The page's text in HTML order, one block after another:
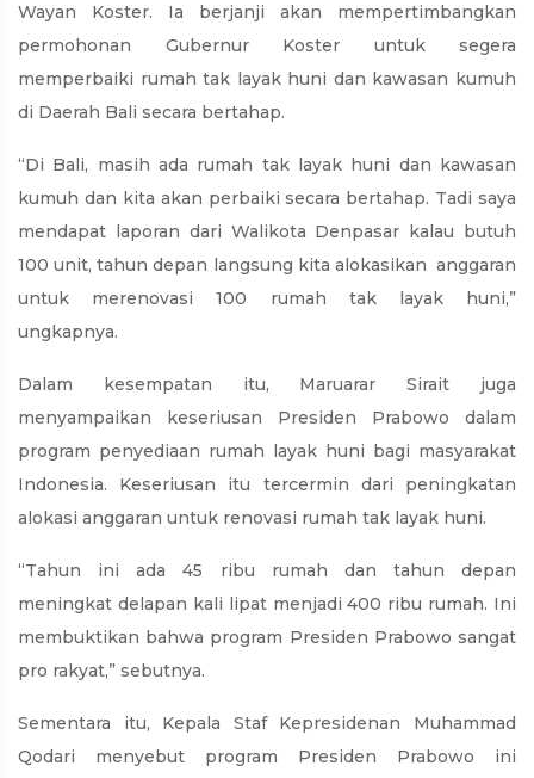
Wayan Koster. Ia berjanji akan mempertimbangkan
permohonan Gubernur Koster untuk segera
memperbaiki rumah tak layak huni dan kawasan kumuh
di Daerah Bali secara bertahap.
“Di Bali, masih ada rumah tak layak huni dan kawasan
kumuh dan kita akan perbaiki secara bertahap. Tadi saya
mendapat laporan dari Walikota Denpasar kalau butuh
100 unit, tahun depan langsung kita alokasikan anggaran
untuk merenovasi 100 rumah tak layak huni,”
ungkapnya.
Dalam kesempatan itu, Maruarar Sirait juga
menyampaikan keseriusan Presiden Prabowo dalam
program penyediaan rumah layak huni bagi masyarakat
Indonesia. Keseriusan itu tercermin dari peningkatan
alokasi anggaran untuk renovasi rumah tak layak huni.
“Tahun ini ada 45 ribu rumah dan tahun depan
meningkat delapan kali lipat menjadi 400 ribu rumah. Ini
membuktikan bahwa program Presiden Prabowo sangat
pro rakyat,” sebutnya.
Sementara itu, Kepala Staf Kepresidenan Muhammad
Qodari menyebut program Presiden Prabowo ini